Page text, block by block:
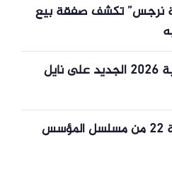
نرجس” تكشف صفقة بيع
تردد قناة CN بالعربية 2026 الجديد على نايل
هل تم تأجيل الحلقة 22 من مسلسل المؤسس